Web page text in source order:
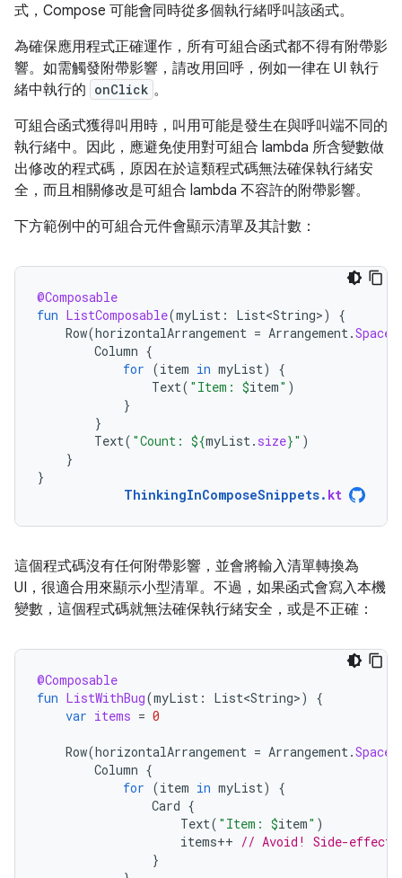
式，Compose 可能會同時從多個執行緒呼叫該函式。
為確保應用程式正確運作，所有可組合函式都不得有附帶影
響。如需觸發附帶影響，請改用回呼，例如一律在 UI 執行
緒中執行的 onClick 。
可組合函式獲得叫用時，叫用可能是發生在與呼叫端不同的
執行緒中。因此，應避免使用對可組合 lambda 所含變數做
出修改的程式碼，原因在於這類程式碼無法確保執行緒安
全，而且相關修改是可組合 lambda 不容許的附帶影響。
下方範例中的可組合元件會顯示清單及其計數：
@Composable
fun ListComposable(myList : List<String>)
{
Row(horizontalArrangement = Arrangement.
Column {
for (item in myList)
{
Text( "Item: $item" )
}
}
Text( "Count: ${myList. size}" )
}
}
ThinkingInComposeSnippets. kt
這個程式碼沒有任何附帶影響，並會將輸入清單轉換為
UI，很適合用來顯示小型清單。不過，如果函式會寫入本機
變數，這個程式碼就無法確保執行緒安全，或是不正確：
@Composable
fun ListWithBug(myList : List<String>)
{
var items = 0
Row(horizontalArrangement = Arrangement.
Column {
for (item in myList)
{
Card {
Text( "Item: $item" )
items++ // Avoid! Side-effect
}